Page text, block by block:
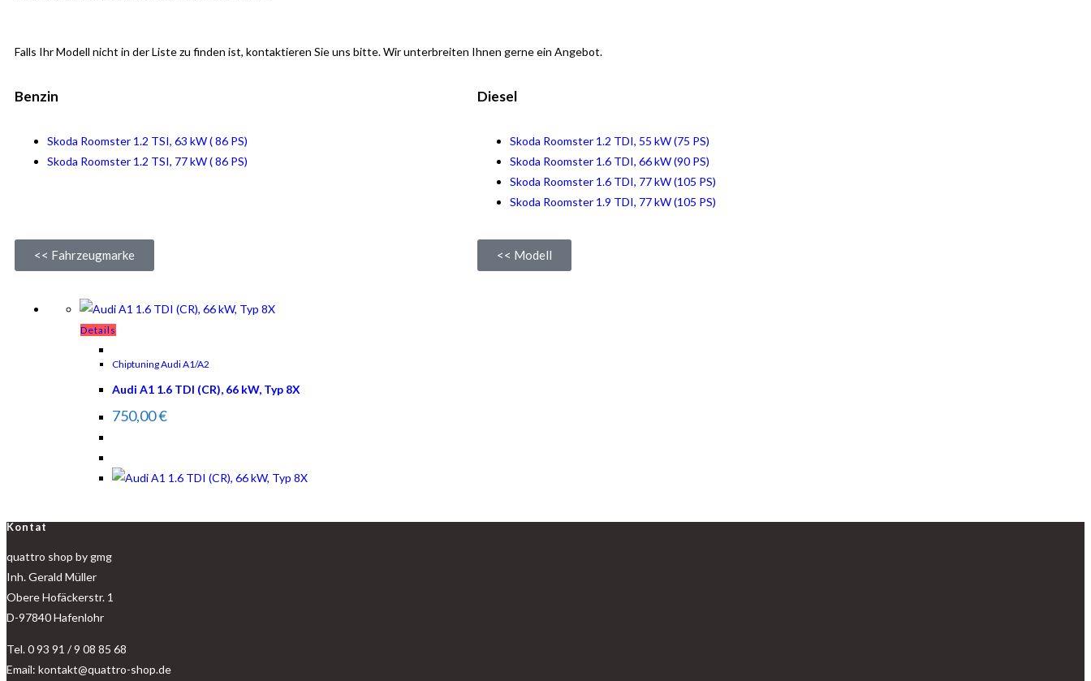
Falls Ihr Modell nicht in der Liste zu finden ist, kontaktieren Sie uns bitte. Wir unterbreiten Ihnen gerne ein Angebot.
Benzin
Skoda Roomster 1.2 TSI, 63 kW ( 86 PS)
Skoda Roomster 1.2 TSI, 77 kW ( 86 PS)
Diesel
Skoda Roomster 1.2 TDI, 55 kW (75 PS)
Skoda Roomster 1.6 TDI, 66 kW (90 PS)
Skoda Roomster 1.6 TDI, 77 kW (105 PS)
Skoda Roomster 1.9 TDI, 77 kW (105 PS)
<< Fahrzeugmarke << Modell
Details
Chiptuning Audi A1/A2
Audi A1 1.6 TDI (CR), 66 kW, Typ 8X
750,00€
Kontat
quattro shop by gmg
Inh. Gerald Müller
Obere Hofäckerstr. 1
D-97840 Hafenlohr
Tel. 0 93 91 / 9 08 85 68
Email: kontakt@quattro-shop.de